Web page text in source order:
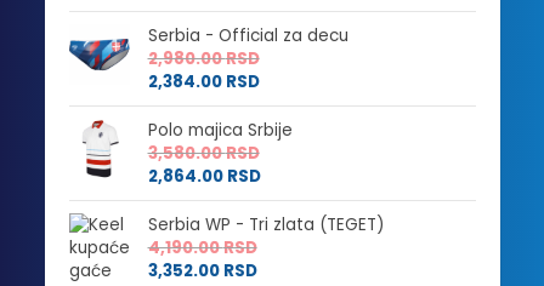
Serbia - Official za decu
2,980.00RSD
2,384.00 RSD
Polo majica Srbije
3,580.00RSD
2,864.00 RSD
Serbia WP - Tri zlata (TEGET)
4,190.00RSD
3,352.00 RSD